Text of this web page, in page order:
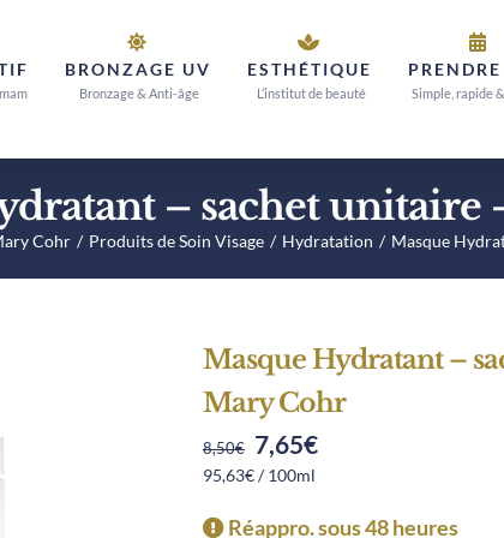
BRONZAGE UV
Bronzage & Anti-âge
ESTHÉTIQUE
L’institut de beauté Simple, rapide
– sachet unitaire
Cohr Produits de Soin Visage Hydratation Masque
Masque Hydratant –
Mary Cohr
8,50€ Original
price
was:
7,65€Current
is:
95,63€ / 100ml
Réappro. sous 48 heures